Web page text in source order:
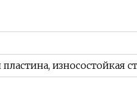
износостойкая